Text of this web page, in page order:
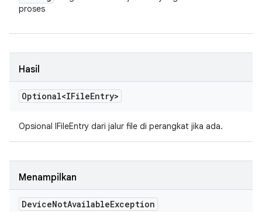
proses
Hasil
Optional<IFileEntry>
Opsional IFileEntry dari jalur file di perangkat jika ada.
Menampilkan
DeviceNotAvailableException